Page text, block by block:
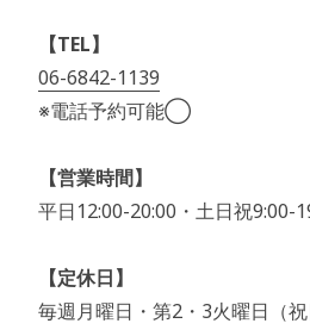
【TEL】
06-6842-1139
※電話予約可能◯
【営業時間】
平日12:00-20:00・土日祝9:00-
【定休日】
毎週月曜日・第2・3火曜日（祝